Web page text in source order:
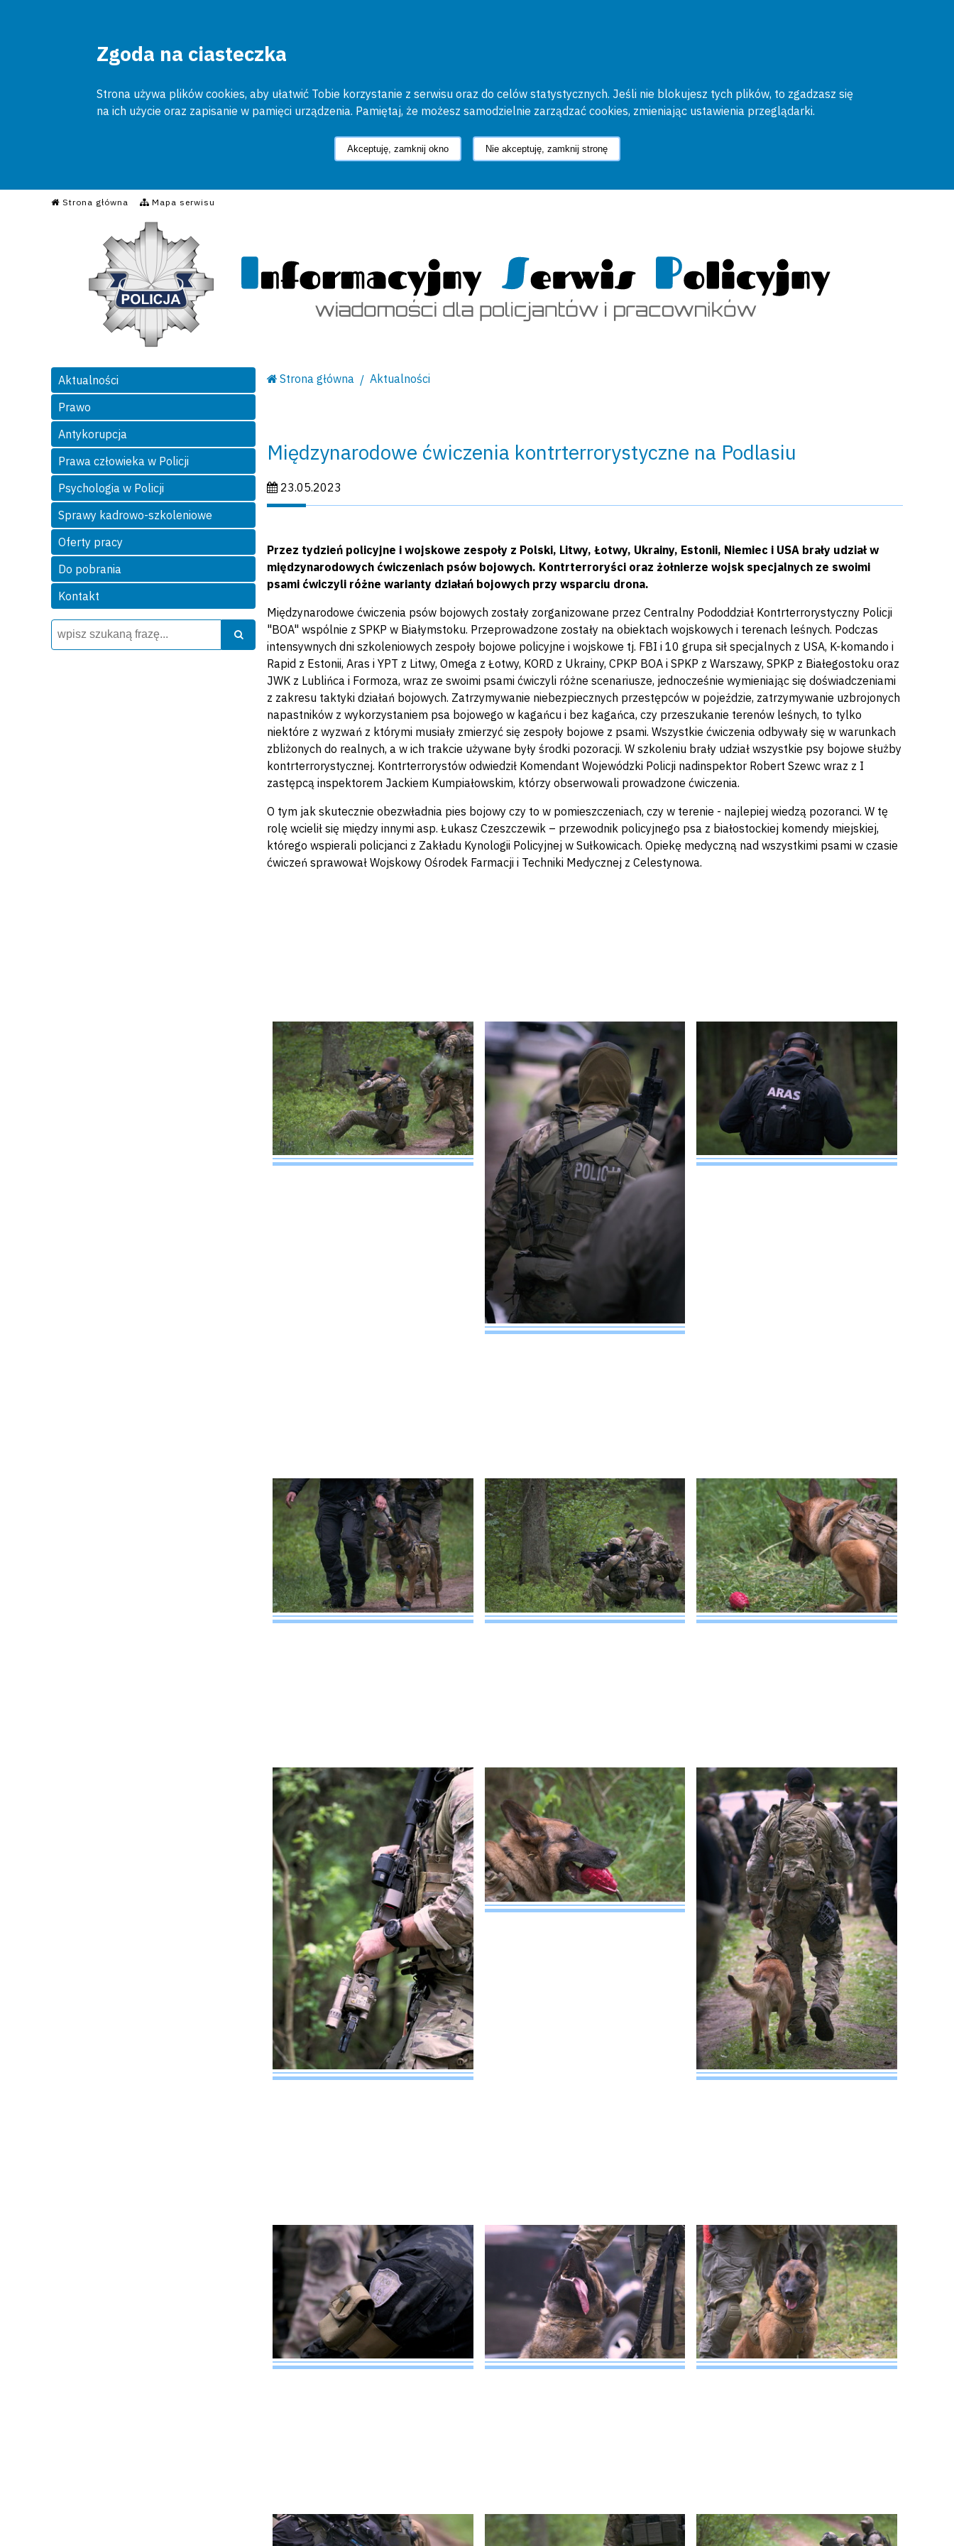
Zgoda na ciasteczka
Strona używa plików cookies, aby ułatwić Tobie korzystanie z serwisu oraz do celów statystycznych. Jeśli nie blokujesz tych plików, to zgadzasz się
na ich użycie oraz zapisanie w pamięci urządzenia. Pamiętaj, że możesz samodzielnie zarządzać cookies, zmieniając ustawienia przeglądarki.
Akceptuję, zamknij okno Nie akceptuję, zamknij stronę
Strona główna Mapa serwisu
Informacyjny Serwis Policyjny
Aktualności
Prawo
Antykorupcja
Prawa człowieka w Policji
Psychologia w Policji
Sprawy kadrowo-szkoleniowe
Oferty pracy
Do pobrania
Kontakt
Wyszukiwarka
Szukaj
Strona główna Aktualności
Międzynarodowe ćwiczenia kontrterrorystyczne na Podlasiu
Data publikacji:
23.05.2023
Przez tydzień policyjne i wojskowe zespoły z Polski, Litwy, Łotwy, Ukrainy, Estonii, Niemiec i USA brały udział w
międzynarodowych ćwiczeniach psów bojowych. Kontrterroryści oraz żołnierze wojsk specjalnych ze swoimi
psami ćwiczyli różne warianty działań bojowych przy wsparciu drona.
Międzynarodowe ćwiczenia psów bojowych zostały zorganizowane przez Centralny Pododdział Kontrterrorystyczny Policji
"BOA" wspólnie z SPKP w Białymstoku. Przeprowadzone zostały na obiektach wojskowych i terenach leśnych. Podczas
intensywnych dni szkoleniowych zespoły bojowe policyjne i wojskowe tj. FBI i 10 grupa sił specjalnych z USA, K-komando i
Rapid z Estonii, Aras i YPT z Litwy, Omega z Łotwy, KORD z Ukrainy, CPKP BOA i SPKP z Warszawy, SPKP z Białegostoku oraz
JWK z Lublińca i Formoza, wraz ze swoimi psami ćwiczyli różne scenariusze, jednocześnie wymieniając się doświadczeniami
z zakresu taktyki działań bojowych. Zatrzymywanie niebezpiecznych przestępców w pojeździe, zatrzymywanie uzbrojonych
napastników z wykorzystaniem psa bojowego w kagańcu i bez kagańca, czy przeszukanie terenów leśnych, to tylko
niektóre z wyzwań z którymi musiały zmierzyć się zespoły bojowe z psami. Wszystkie ćwiczenia odbywały się w warunkach
zbliżonych do realnych, a w ich trakcie używane były środki pozoracji. W szkoleniu brały udział wszystkie psy bojowe służby
kontrterrorystycznej. Kontrterrorystów odwiedził Komendant Wojewódzki Policji nadinspektor Robert Szewc wraz z I
zastępcą inspektorem Jackiem Kumpiałowskim, którzy obserwowali prowadzone ćwiczenia.
O tym jak skutecznie obezwładnia pies bojowy czy to w pomieszczeniach, czy w terenie - najlepiej wiedzą pozoranci. W tę
rolę wcielił się między innymi asp. Łukasz Czeszczewik – przewodnik policyjnego psa z białostockiej komendy miejskiej,
którego wspierali policjanci z Zakładu Kynologii Policyjnej w Sułkowicach. Opiekę medyczną nad wszystkimi psami w czasie
ćwiczeń sprawował Wojskowy Ośrodek Farmacji i Techniki Medycznej z Celestynowa.